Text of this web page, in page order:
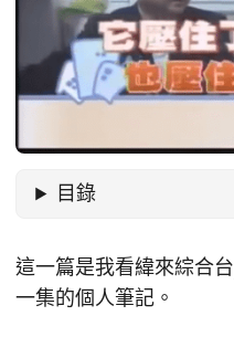
目錄
這一篇是我看緯來綜合台
一集的個人筆記。